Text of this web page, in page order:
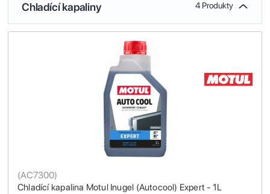
Chladící kapaliny 4 Produkty
Chladící kapalina Motul Inugel (Autocool) Expert - 1L
(AC7300)